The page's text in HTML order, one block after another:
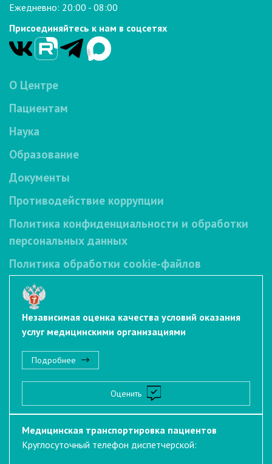
Ежедневно: 20:00 - 08:00
Присоединяйтесь к нам в соцсетях
О Центре
Пациентам
Наука
Образование
Документы
Противодействие коррупции
Политика конфиденциальности и обработки
персональных данных
Политика обработки cookie-файлов
Независимая оценка качества условий оказания
услуг медицинскими организациями
Подробнее
Оценить
Медицинская транспортировка пациентов
Круглосуточный телефон диспетчерской: